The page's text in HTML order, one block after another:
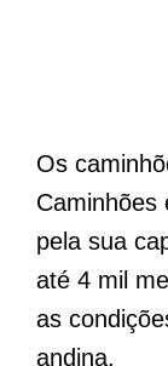
Os
Caminhões
pela sua
até 4 mil
as
andina.